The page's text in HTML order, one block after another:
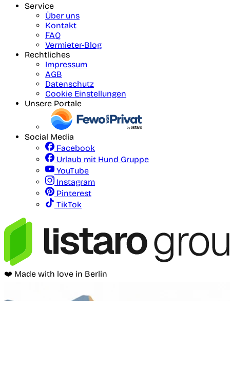
Service
Über uns
Kontakt
FAQ
Vermieter-Blog
Rechtliches
Impressum
AGB
Datenschutz
Cookie Einstellungen
Unsere Portale
Social Media
Facebook
Urlaub mit Hund Gruppe
YouTube
Instagram
Pinterest
TikTok
❤️ Made with love in Berlin